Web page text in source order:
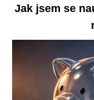
Jak jsem se